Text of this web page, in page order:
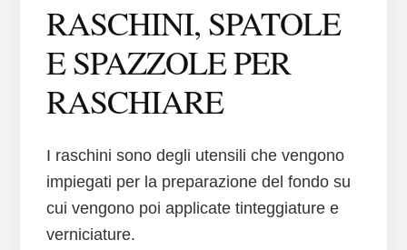
RASCHINI, SPATOLE
E SPAZZOLE PER
RASCHIARE
I raschini sono degli utensili che vengono
impiegati per la preparazione del fondo su
cui vengono poi applicate tinteggiature e
verniciature.